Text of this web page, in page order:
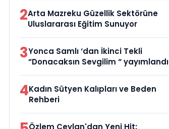
2Arta Mazreku Güzellik Sektörüne
Uluslararası Eğitim Sunuyor
3Yonca Samlı ‘dan İkinci Tekli
“Donacaksın Sevgilim “ yayımlandı
4Kadın Sütyen Kalıpları ve Beden
Rehberi
Özlem Ceylan'dan Yeni Hit: